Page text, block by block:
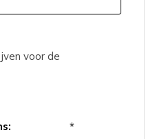
voor de
*